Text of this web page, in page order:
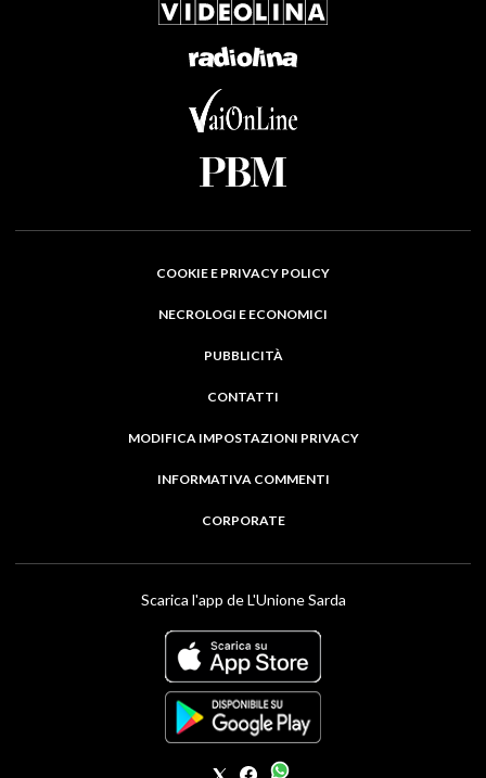
COOKIE E PRIVACY POLICY
NECROLOGI E ECONOMICI
PUBBLICITÀ
CONTATTI
MODIFICA IMPOSTAZIONI PRIVACY
INFORMATIVA COMMENTI
CORPORATE
Scarica l'app de L'Unione Sarda